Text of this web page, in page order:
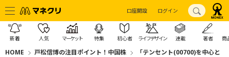
口座開設 ログイン
新着 人気 マーケット 特集 初心者 ライフデザイン 連載 著者 商
HOME 戸松信博の注目ポイント！中国株
「テンセント(00700)を中心と